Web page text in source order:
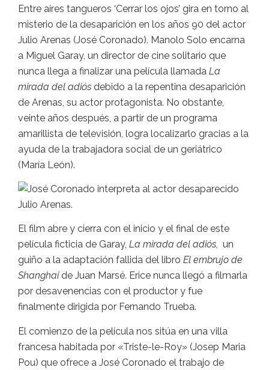
Entre aires tangueros ‘Cerrar los ojos’ gira en torno al
misterio de la desaparición en los años 90 del actor
Julio Arenas (José Coronado). Manolo Solo encarna
a Miguel Garay, un director de cine solitario que
nunca llega a finalizar una película llamada La
mirada del adiós debido a la repentina desaparición
de Arenas, su actor protagonista. No obstante,
veinte años después, a partir de un programa
amarillista de televisión, logra localizarlo gracias a la
ayuda de la trabajadora social de un geriátrico
(María León).
El film abre y cierra con el inicio y el final de este
película ficticia de Garay, La mirada del adiós, un
guiño a la adaptación fallida del libro El embrujo de
Shanghaide Juan Marsé. Erice nunca llegó a filmarla
por desavenencias con el productor y fue
finalmente dirigida por Fernando Trueba.
El comienzo de la película nos sitúa en una villa
francesa habitada por «Triste-le-Roy» (Josep Maria
Pou) que ofrece a José Coronado el trabajo de